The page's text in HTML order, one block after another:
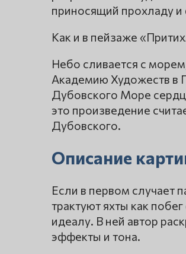
приносящий прохладу и
Как и в пейзаже
Небо сливается с
Академию Художеств в
Дубовского Море
это произведение
Дубовского.
Описание
Если в первом случает
трактуют яхты как
идеалу. В ней автор
эффекты и тона.